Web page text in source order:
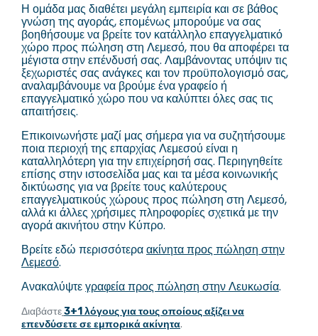
Η ομάδα μας διαθέτει μεγάλη εμπειρία και σε βάθος
γνώση της αγοράς, επομένως μπορούμε να σας
βοηθήσουμε να βρείτε τον κατάλληλο επαγγελματικό
χώρο προς πώληση στη Λεμεσό, που θα αποφέρει τα
μέγιστα στην επένδυσή σας. Λαμβάνοντας υπόψιν τις
ξεχωριστές σας ανάγκες και τον προϋπολογισμό σας,
αναλαμβάνουμε να βρούμε ένα γραφείο ή
επαγγελματικό χώρο που να καλύπτει όλες σας τις
απαιτήσεις.
Επικοινωνήστε μαζί μας σήμερα για να συζητήσουμε
ποια περιοχή της επαρχίας Λεμεσού είναι η
καταλληλότερη για την επιχείρησή σας. Περιηγηθείτε
επίσης στην ιστοσελίδα μας και τα μέσα κοινωνικής
δικτύωσης για να βρείτε τους καλύτερους
επαγγελματικούς χώρους προς πώληση στη Λεμεσό,
αλλά κι άλλες χρήσιμες πληροφορίες σχετικά με την
αγορά ακινήτου στην Κύπρο.
Βρείτε εδώ περισσότεραακίνητα προς πώληση στην
Λεμεσό.
Ανακαλύψτεγραφεία προς πώληση στην Λευκωσία.
Διαβάστε3+1 λόγους για τους οποίους αξίζει να
επενδύσετε σε εμπορικά ακίνητα.